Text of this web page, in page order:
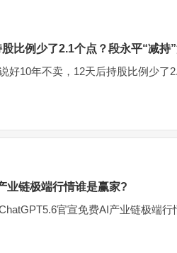
比例少了2.1个点？段永平“减持
好10年不卖，12天后持股比例少了
业链极端行情谁是赢家?
官宣免费AI产业链极端行